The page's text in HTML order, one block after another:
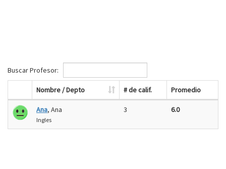
Buscar Profesor:
Nombre / Depto # de calif. Promedio
Ana, Ana
Ingles
3 6.0